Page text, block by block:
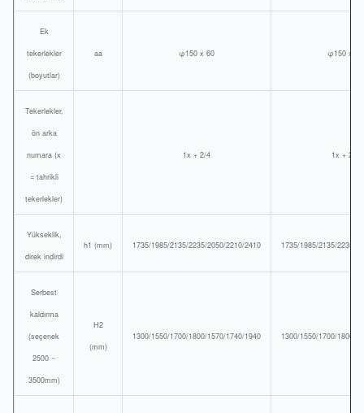
Ek
tekerlekler
(boyutlar)
aa φ150 x 60 φ150 x 60
Tekerlekler,
ön arka
numara (x
= tahrikli
tekerlekler)
1x + 2/4 1x + 2/4
Yükseklik,
direk indirdi
h1 (mm) 1735/1985/2135/2235/2050/2210/2410 1735/1985/2135/2235/
Serbest
kaldırma
(seçenek
2500 ~
3500mm)
H2
(mm)
1300/1550/1700/1800/1570/1740/1940 1300/1550/1700/1800/